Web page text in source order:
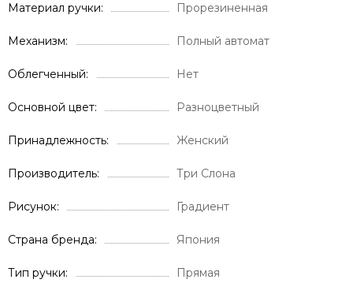
Материал ручки Прорезиненная
Механизм Полный автомат
Облегченный Нет
Основной цвет Разноцветный
Принадлежность Женский
Производитель Три Слона
Рисунок Градиент
Страна бренда Япония
Тип ручки Прямая